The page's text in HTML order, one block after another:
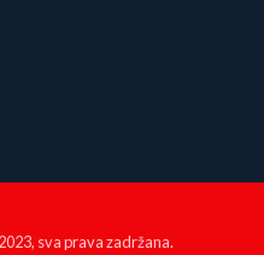
2023, sva prava zadržana.